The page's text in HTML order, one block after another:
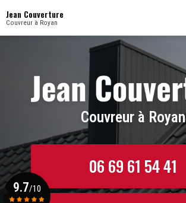
au
contenu
Jean Couverture
Couvreur à Royan
Couvreur à Royan
06 69 61 54 41
9.7/10